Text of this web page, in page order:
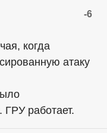
-6
когда
атаку
работает.